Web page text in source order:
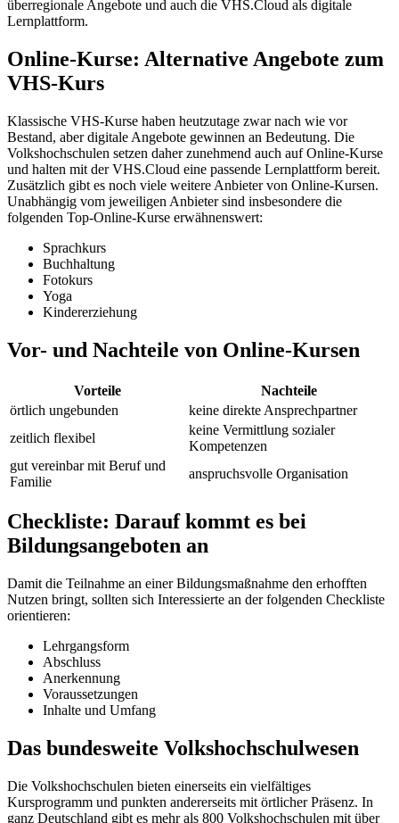
überregionale Angebote und auch die VHS.Cloud als digitale
Lernplattform.
Online-Kurse: Alternative Angebote zum
VHS-Kurs
Klassische VHS-Kurse haben heutzutage zwar nach wie vor
Bestand, aber digitale Angebote gewinnen an Bedeutung. Die
Volkshochschulen setzen daher zunehmend auch auf Online-Kurse
und halten mit der VHS.Cloud eine passende Lernplattform bereit.
Zusätzlich gibt es noch viele weitere Anbieter von Online-Kursen.
Unabhängig vom jeweiligen Anbieter sind insbesondere die
folgenden Top-Online-Kurse erwähnenswert:
Sprachkurs
Buchhaltung
Fotokurs
Yoga
Kindererziehung
Vor- und Nachteile von Online-Kursen
Vorteile
Nachteile
örtlich ungebunden
keine direkte Ansprechpartner
zeitlich flexibel
keine Vermittlung sozialer
Kompetenzen
gut vereinbar mit Beruf und
Familie
anspruchsvolle Organisation
Checkliste: Darauf kommt es bei
Bildungsangeboten an
Damit die Teilnahme an einer Bildungsmaßnahme den erhofften
Nutzen bringt, sollten sich Interessierte an der folgenden Checkliste
orientieren:
Lehrgangsform
Abschluss
Anerkennung
Voraussetzungen
Inhalte und Umfang
Das bundesweite Volkshochschulwesen
Die Volkshochschulen bieten einerseits ein vielfältiges
Kursprogramm und punkten andererseits mit örtlicher Präsenz. In
ganz Deutschland gibt es mehr als 800 Volkshochschulen mit über